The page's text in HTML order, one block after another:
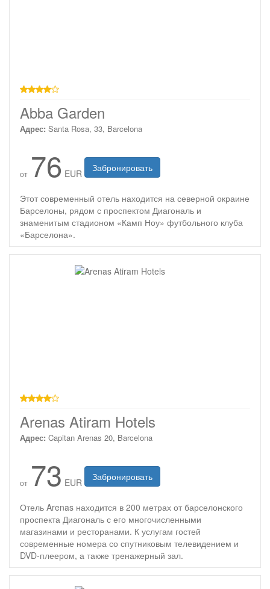
Abba Garden
Адрес: Santa Rosa, 33, Barcelona
от 76 EUR Забронировать
Этот современный отель находится на северной окраине
Барселоны, рядом с проспектом Диагональ и
знаменитым стадионом «Камп Ноу» футбольного клуба
«Барселона».
Arenas Atiram Hotels
Адрес: Capitan Arenas 20, Barcelona
от 73 EUR Забронировать
Отель Arenas находится в 200 метрах от барселонского
проспекта Диагональ с его многочисленными
магазинами и ресторанами. К услугам гостей
современные номера со спутниковым телевидением и
DVD-плеером, а также тренажерный зал.